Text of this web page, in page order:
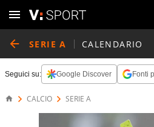
SERIE A CALENDARIO
Seguici su: Google Discover Fonti
CALCIO SERIE A